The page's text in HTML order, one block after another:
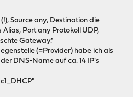
Source any, Destination die
Port any Protokoll UDP,
Gateway."
(=Provider) habe ich als
DNS-Name auf ca. 14 IP's